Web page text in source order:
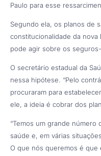
Paulo para esse
Segundo ela, os planos de
constitucionalidade da
pode agir sobre os
O secretário estadual da
nessa hipótese. “Pelo
procuraram para
ele, a ideia é cobrar dos
“Temos um grande número
saúde e, em várias
O que nós queremos é que